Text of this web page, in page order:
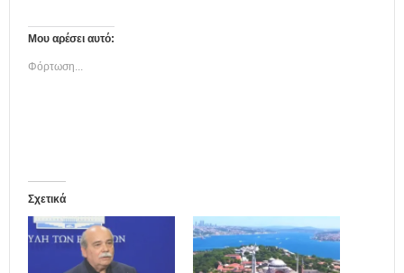
Μου αρέσει αυτό:
Φόρτωση...
Σχετικά